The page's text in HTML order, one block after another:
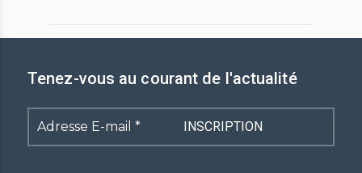
Tenez-vous au courant de l'actualité
Adresse
E-